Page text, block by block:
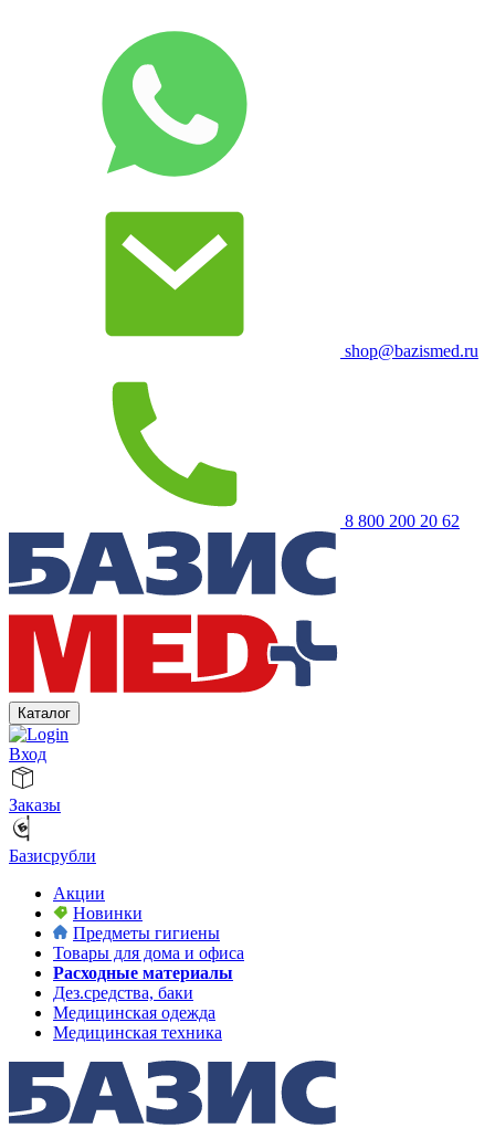
shop@bazismed.ru
8 800 200 20 62
Каталог
Вход
Заказы
Базисрубли
Акции
Новинки
Предметы гигиены
Товары для дома и офиса
Расходные материалы
Дез.средства, баки
Медицинская одежда
Медицинская техника